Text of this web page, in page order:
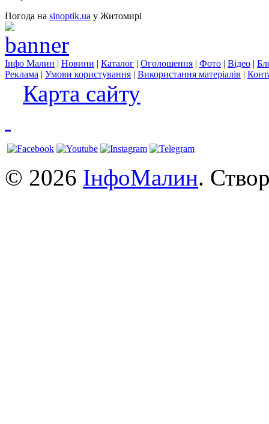
Погода на sinoptik.ua у Житомирі
Інфо Малин | Новини | Каталог | Оголошення | Фото | Відео |
Реклама | Умови користування | Використання матеріалів |
Карта сайту
© 2026 ІнфоМалин.